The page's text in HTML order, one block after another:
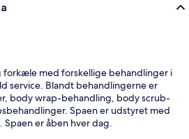
forkæle med forskellige behandlinger i
service. Blandt behandlingerne er
body wrap-behandling, body scrub-
Spaen er udstyret med
Spaen er åben hver dag.